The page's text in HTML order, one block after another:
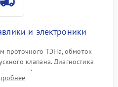
и электроники
проточного ТЭНа, обмоток
клапана. Диагностика
воды), датчика мутности,
модуля управления.